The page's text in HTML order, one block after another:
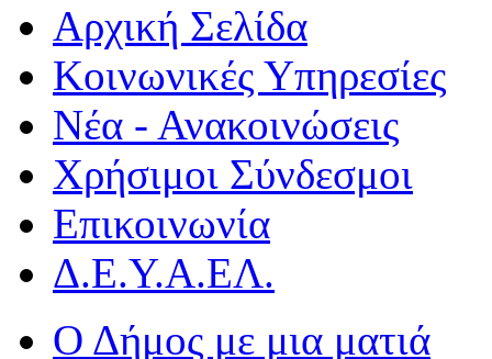
Αρχική Σελίδα
Κοινωνικές Υπηρεσίες
Νέα - Ανακοινώσεις
Χρήσιμοι Σύνδεσμοι
Επικοινωνία
Δ.Ε.Υ.Α.ΕΛ.
Ο Δήμος με μια ματιά